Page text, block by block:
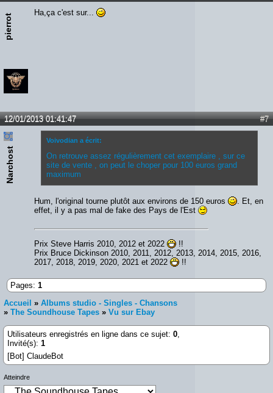
pierrot
Ha,ça c'est sur...
#7
12/01/2013 01:41:47
Narchost
Voivodian a écrit:
On retrouve assez régulièrement cet exemplaire , sur ce
site de vente , on peut le choper pour 100 euros grand
maximum
Hum, l'original tourne plutôt aux environs de 150 euros
. Et, en
effet, il y a pas mal de fake des Pays de l'Est
Prix Steve Harris 2010, 2012 et 2022
!!
Prix Bruce Dickinson 2010, 2011, 2012, 2013, 2014, 2015, 2016,
2017, 2018, 2019, 2020, 2021 et 2022
!!
Pages: 1
Accueil » Albums studio - Singles - Chansons
» The Soundhouse Tapes » Vu sur Ebay
Utilisateurs enregistrés en ligne dans ce sujet: 0,
Invité(s): 1
[Bot] ClaudeBot
Atteindre